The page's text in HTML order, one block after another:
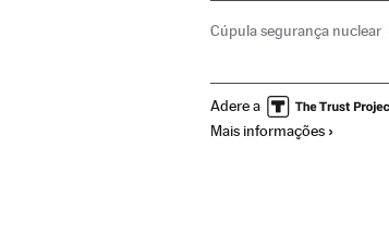
Cúpula segurança nuclear
Relações internacionais
Adere a
Mais informações